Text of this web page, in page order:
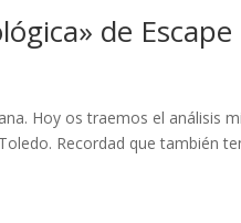
de
Hoy os traemos el análisis
Recordad que también